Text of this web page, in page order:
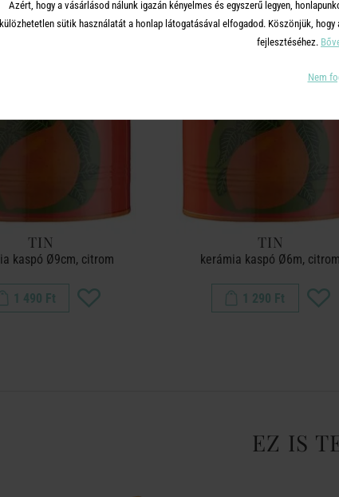
TIN
kaspó Ø9cm, citrom
1 490 Ft
TIN
kerámia kaspó Ø6m, citrom
1 290 Ft
EZ IS
Azért, hogy a vásárlásod nálunk igazán kényelmes és egyszerű legyen,
sütik használatát a honlap látogatásával elfogadod. Köszönjük,
fejlesztéséhez.
Nem